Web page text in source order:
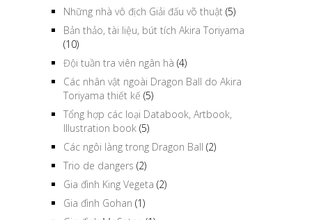
Những nhà vô địch Giải đấu võ thuật (5)
Bản thảo, tài liệu, bút tích Akira Toriyama
(10)
Đội tuần tra viên ngân hà (4)
Các nhân vật ngoài Dragon Ball do Akira
Toriyama thiết kế (5)
Tổng hợp các loại Databook, Artbook,
Illustration book (5)
Các ngôi làng trong Dragon Ball (2)
Trio de dangers (2)
Gia đình King Vegeta (2)
Gia đình Gohan (1)